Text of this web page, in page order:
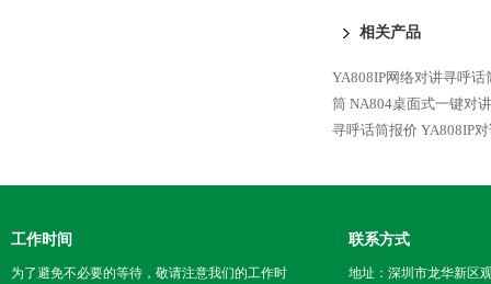
相关产品
YA808IP网络对讲寻呼话
筒 NA804桌面式一键对
寻呼话筒报价 YA808IP
工作时间
为了避免不必要的等待，敬请注意我们的工作时
联系方式
地址：深圳市龙华新区